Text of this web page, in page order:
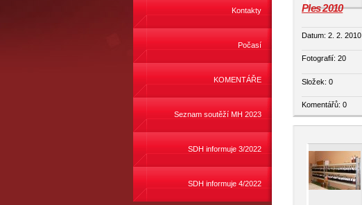
Kontakty
Počasí
KOMENTÁŘE
Seznam soutěží MH 2023
SDH informuje 3/2022
SDH informuje 4/2022
Ples 2010
Datum: 2. 2. 2010
Fotografií: 20
Složek: 0
Komentářů: 0